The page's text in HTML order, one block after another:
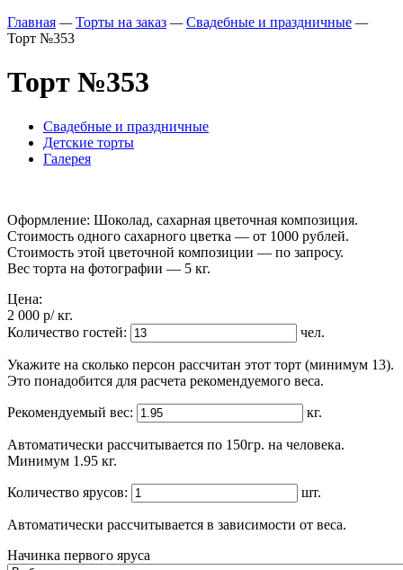
Главная — Торты на заказ — Свадебные и праздничные —
Торт №353
Торт №353
Свадебные и праздничные
Детские торты
Галерея
Оформление: Шоколад, сахарная цветочная композиция.
Стоимость одного сахарного цветка — от 1000 рублей.
Стоимость этой цветочной композиции — по запросу.
Вес торта на фотографии — 5 кг.
Цена:
2 000 p/ кг.
Количество гостей:
чел.
Укажите на сколько персон рассчитан этот торт (минимум 13).
Это понадобится для расчета рекомендуемого веса.
Рекомендуемый вес: кг.
Автоматически рассчитывается по 150гр. на человека.
Минимум 1.95 кг.
Количество ярусов: шт.
Автоматически рассчитывается в зависимости от веса.
Начинка первого яруса